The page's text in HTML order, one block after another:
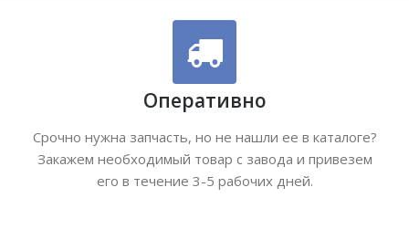
Оперативно
Срочно нужна запчасть, но не нашли ее в каталоге?
Закажем необходимый товар с завода и привезем
его в течение 3-5 рабочих дней.